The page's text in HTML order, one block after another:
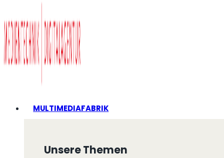
MULTIMEDIAFABRIK
Unsere Themen